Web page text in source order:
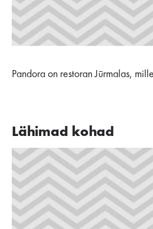
Pandora on restoran Jūrmalas,
Lähimad kohad